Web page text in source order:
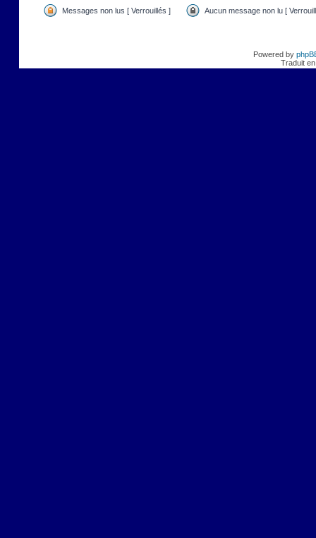
Messages non lus [ Verrouillés ] Aucun message non lu [
Powered by
Traduit